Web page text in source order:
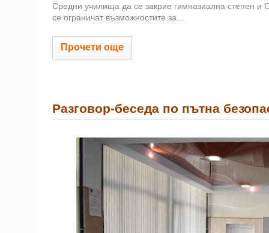
Средни училища да се закрие гимназиална степен и
се ограничат възможностите за...
Прочети още
Разговор-беседа по пътна